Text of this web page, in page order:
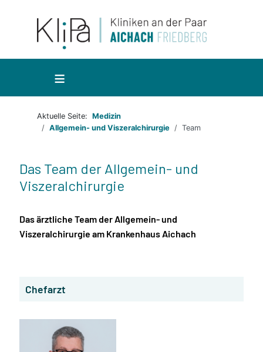
≡
Aktuelle Seite: Medizin
Allgemein- und Viszeralchirurgie
Team
Das Team der Allgemein- und
Viszeralchirurgie
Das ärztliche Team der Allgemein- und
Viszeralchirurgie am Krankenhaus Aichach
Chefarzt